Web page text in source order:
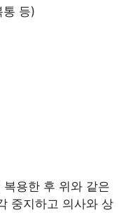
통 등)
용한 후 위와 같은
중지하고 의사와 상